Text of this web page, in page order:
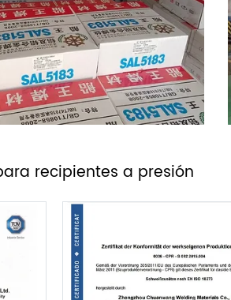
recipientes a presión